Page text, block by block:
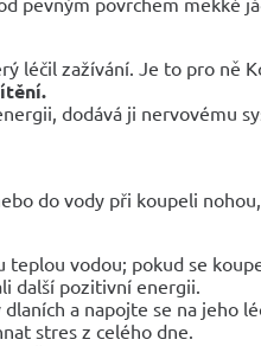
léčil zažívání. Je to pro ně
dodává ji nervovému
do vody při koupeli
teplou vodou; pokud se
další pozitivní energii.
a napojte se na jeho
stres z celého dne.